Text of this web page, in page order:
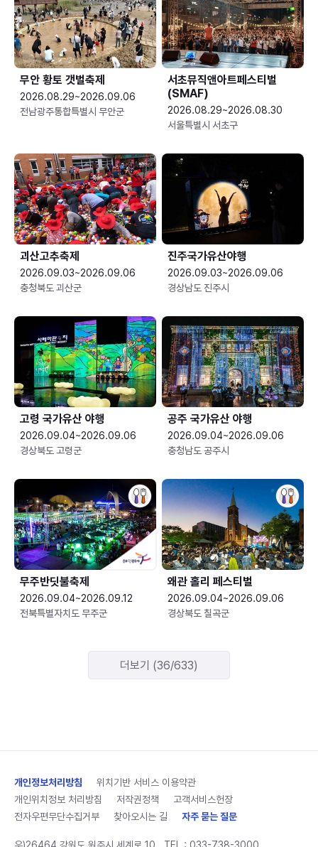
무안 황토 갯벌축제
2026.08.29~2026.09.06
전남광주통합특별시 무안군
서초뮤직앤아트페스티벌
(SMAF)
2026.08.29~2026.08.30
서울특별시 서초구
괴산고추축제
2026.09.03~2026.09.06
충청북도 괴산군
진주국가유산야행
2026.09.03~2026.09.06
경상남도 진주시
고령 국가유산 야행
2026.09.04~2026.09.06
경상북도 고령군
공주 국가유산 야행
2026.09.04~2026.09.06
충청남도 공주시
무주반딧불축제
2026.09.04~2026.09.12
전북특별자치도 무주군
왜관 홀리 페스티벌
2026.09.04~2026.09.06
경상북도 칠곡군
더보기 (36/633)
개인정보처리방침
위치기반 서비스 이용약관
개인위치정보 처리방침
저작권정책
고객서비스헌장
전자우편무단수집거부
찾아오시는 길 자주 묻는 질문